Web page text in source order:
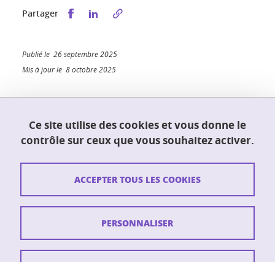
Partager Partager sur Facebook
Partager sur LinkedIn
Publié le 26 septembre 2025
Mis à jour le 8 octobre 2025
UFR PhITEM (Physique, Ingénierie, Terre,
Environnement, Mécanique)
38400 Saint-Martin-d'Hères
Contact
Ce site utilise des cookies et vous donne le
contrôle sur ceux que vous souhaitez activer.
ACCEPTER TOUS LES COOKIES
PERSONNALISER